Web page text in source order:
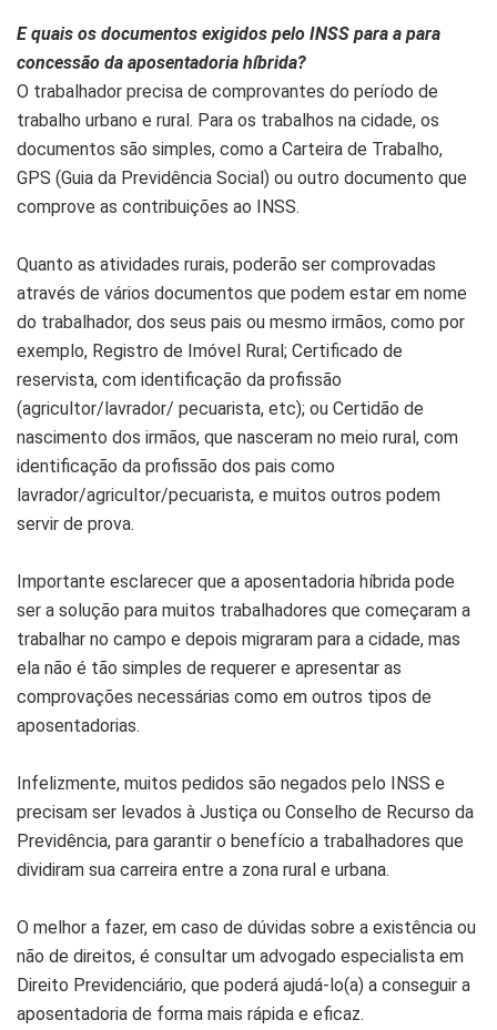
E quais os documentos exigidos pelo INSS para a para
concessão da aposentadoria híbrida?
O trabalhador precisa de comprovantes do período de
trabalho urbano e rural. Para os trabalhos na cidade, os
documentos são simples, como a Carteira de Trabalho,
GPS (Guia da Previdência Social) ou outro documento que
comprove as contribuições ao INSS.
Quanto as atividades rurais, poderão ser comprovadas
através de vários documentos que podem estar em nome
do trabalhador, dos seus pais ou mesmo irmãos, como por
exemplo, Registro de Imóvel Rural; Certificado de
reservista, com identificação da profissão
(agricultor/lavrador/ pecuarista, etc); ou Certidão de
nascimento dos irmãos, que nasceram no meio rural, com
identificação da profissão dos pais como
lavrador/agricultor/pecuarista, e muitos outros podem
servir de prova.
Importante esclarecer que a aposentadoria híbrida pode
ser a solução para muitos trabalhadores que começaram a
trabalhar no campo e depois migraram para a cidade, mas
ela não é tão simples de requerer e apresentar as
comprovações necessárias como em outros tipos de
aposentadorias.
Infelizmente, muitos pedidos são negados pelo INSS e
precisam ser levados à Justiça ou Conselho de Recurso da
Previdência, para garantir o benefício a trabalhadores que
dividiram sua carreira entre a zona rural e urbana.
O melhor a fazer, em caso de dúvidas sobre a existência ou
não de direitos, é consultar um advogado especialista em
Direito Previdenciário, que poderá ajudá-lo(a) a conseguir a
aposentadoria de forma mais rápida e eficaz.